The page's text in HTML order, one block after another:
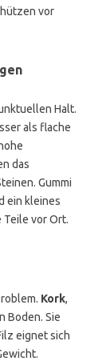
vor
Halt.
als flache
das
Gummi
ein kleines
vor Ort.
Kork,
Boden. Sie
eignet sich